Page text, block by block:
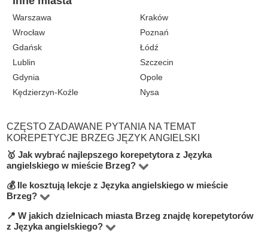
Warszawa
Kraków
Wrocław
Poznań
Gdańsk
Łódź
Lublin
Szczecin
Gdynia
Opole
Kędzierzyn-Koźle
Nysa
CZĘSTO ZADAWANE PYTANIA NA TEMAT
KOREPETYCJE BRZEG JĘZYK ANGIELSKI
🥇 Jak wybrać najlepszego korepetytora z Języka
angielskiego w mieście Brzeg?
Na platformie BUKI znajdziesz korepetytorów
oferujących zajęcia z Język angielski w miejscowości
Brzeg. Przy wyborze zwróć uwagę na cenę, opinie,
💰 Ile kosztują lekcje z Języka angielskiego w mieście
Brzeg?
Ceny zależą od poziomu, doświadczenia korepetytora i
trybu zajęć (online lub stacjonarnie). Średnia cena w
📍 W jakich dzielnicach miasta Brzeg znajdę korepetytorów
z Języka angielskiego?